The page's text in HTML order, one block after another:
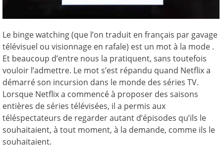
Le binge watching (que l’on traduit en français par gavage
télévisuel ou visionnage en rafale) est un mot à la mode .
Et beaucoup d’entre nous la pratiquent, sans toutefois
vouloir l’admettre. Le mot s’est répandu quand Netflix a
démarré son incursion dans le monde des séries TV.
Lorsque Netflix a commencé à proposer des saisons
entières de séries télévisées, il a permis aux
téléspectateurs de regarder autant d’épisodes qu’ils le
souhaitaient, à tout moment, à la demande, comme ils le
souhaitaient.